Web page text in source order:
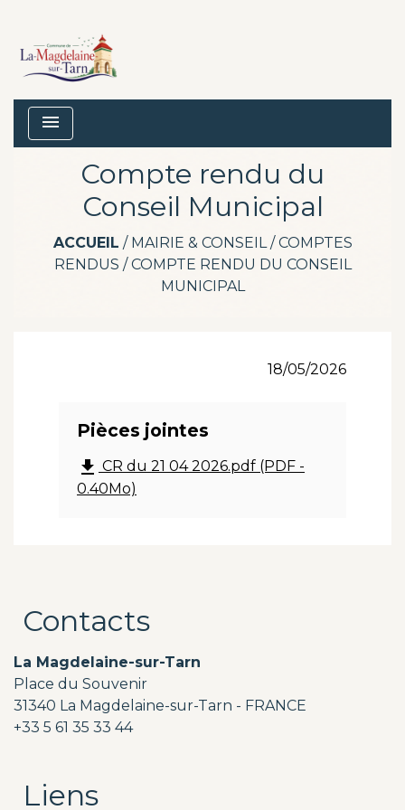
menu
Compte rendu du
Conseil Municipal
ACCUEIL / MAIRIE & CONSEIL/COMPTES
RENDUS /COMPTE RENDU DU CONSEIL
MUNICIPAL
18/05/2026
Pièces jointes
file_download CR du 21 04 2026.pdf (PDF -
0.40Mo)
Contacts
La Magdelaine-sur-Tarn
Place du Souvenir
31340 La Magdelaine-sur-Tarn - FRANCE
+33 5 61 35 33 44
Liens